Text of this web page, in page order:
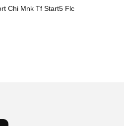
Chi Mnk Tf Start5 Flc